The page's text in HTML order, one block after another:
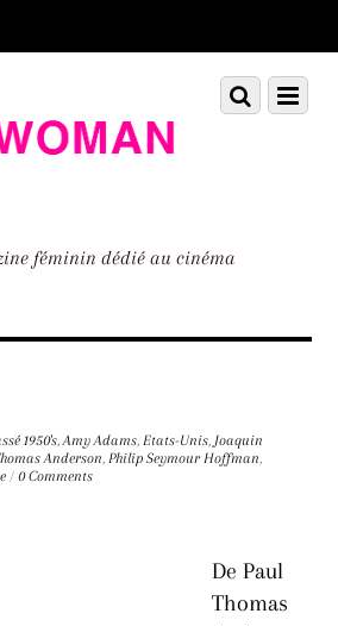
féminin dédié au cinéma
Menu
Scroll
down
1950's,Amy Adams,Etats-Unis, Joaquin
Anderson,Philip Seymour Hoffman,
/ 0 Comments
De Paul
Thomas